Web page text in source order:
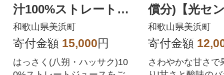
汁100%ストレートジ
ュース】
和歌山県美浜町
寄付金額 15,000円
はっさく(八朔・ハッサク)10
償分)【光セ
別】【柑橘・
ス】【訳あり
和歌山県美浜町
寄付金額
さわやかな甘さで